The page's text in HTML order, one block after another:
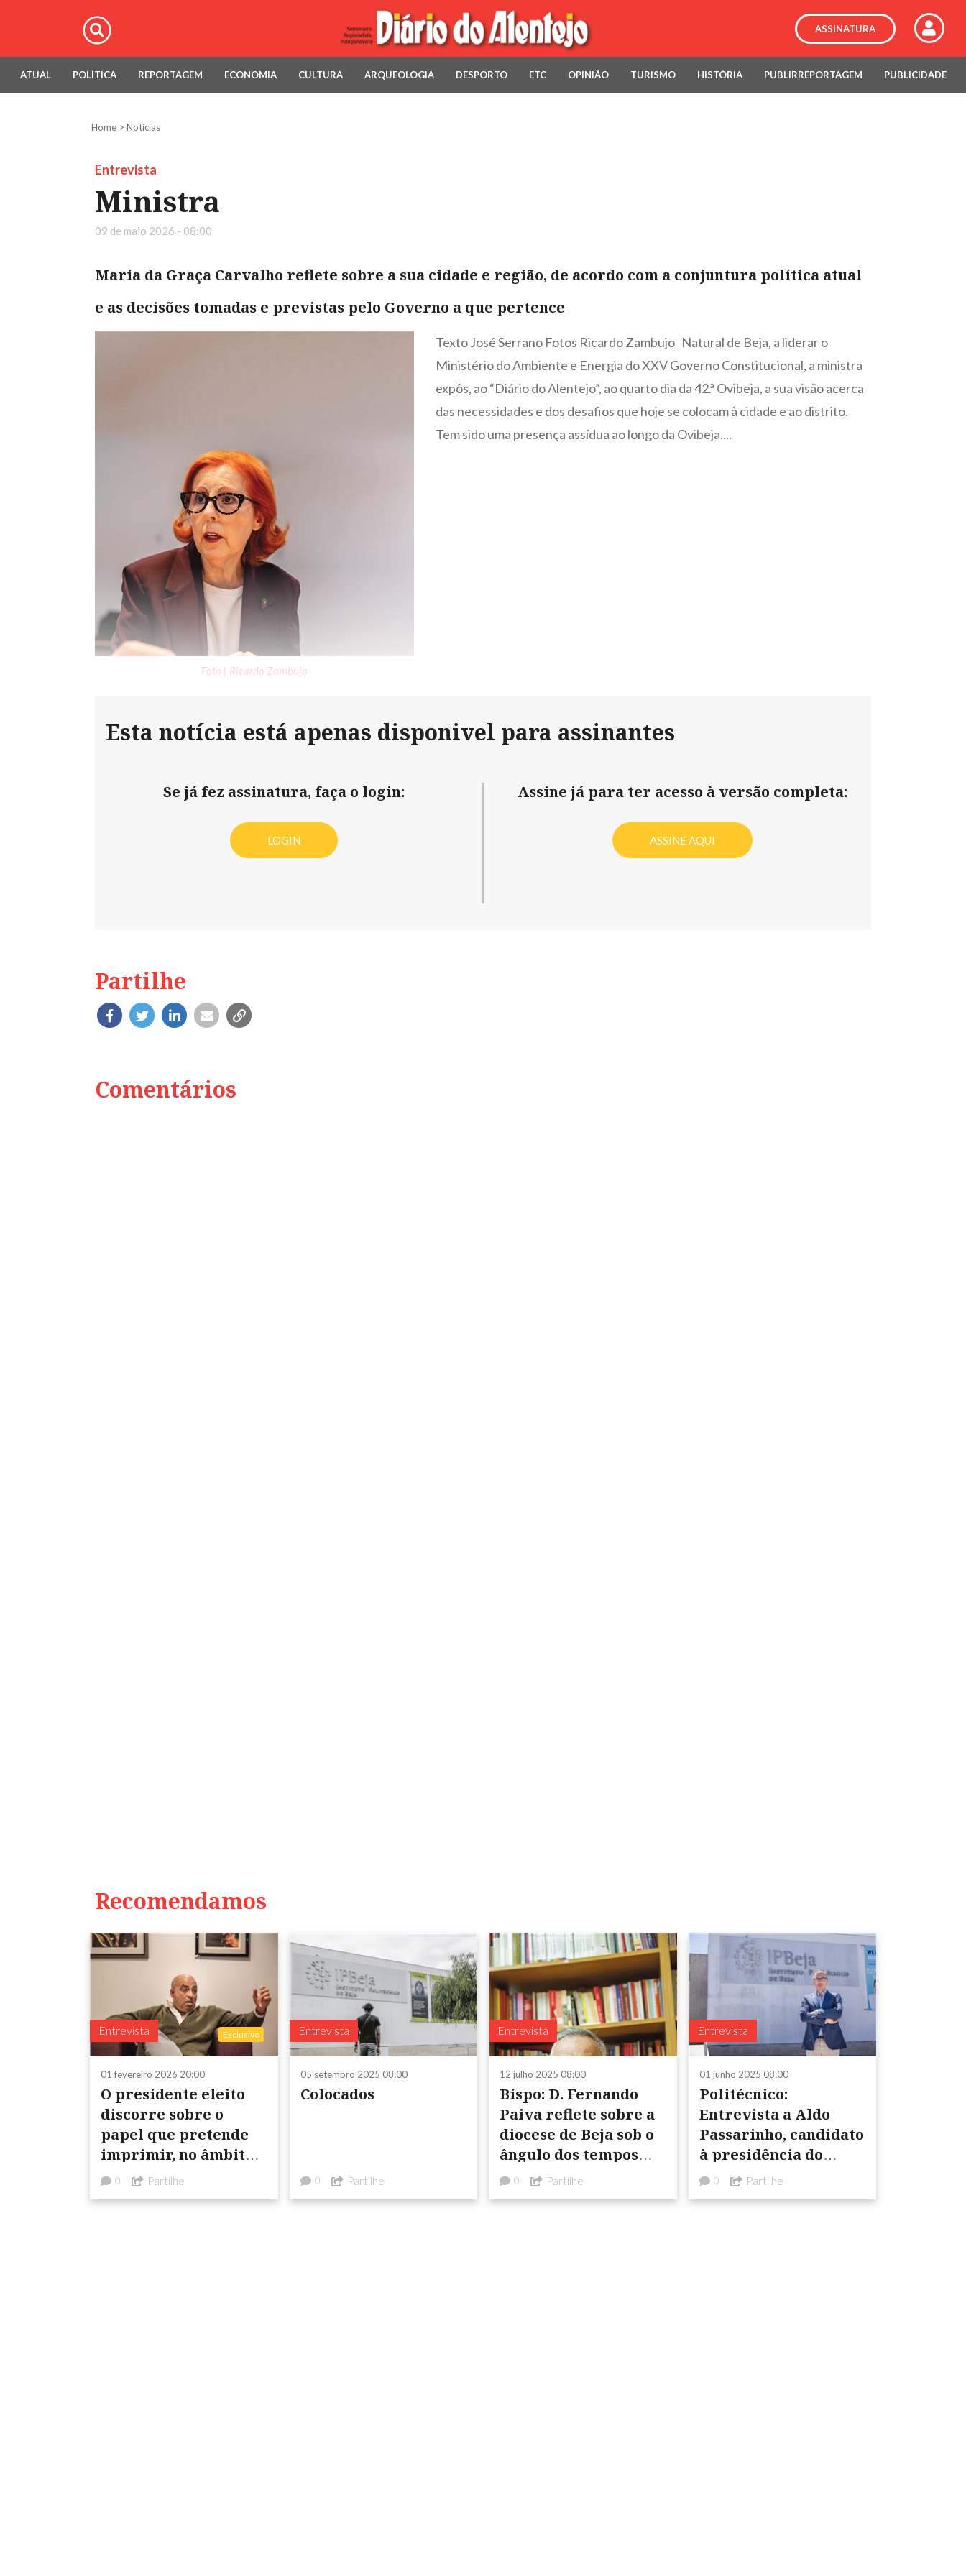
ASSINATURA
ATUAL POLÍTICA REPORTAGEM ECONOMIA CULTURA ARQUEOLOGIA DESPORTO ETC OPINIÃO TURISMO HISTÓRIA PUBLIRREPORTAGEM PUBLICIDADE
Home > Notícias
Entrevista
Ministra
09 de maio 2026 - 08:00
Maria da Graça Carvalho reflete sobre a sua cidade e região, de acordo com a conjuntura política atual
e as decisões tomadas e previstas pelo Governo a que pertence
Foto | Ricardo Zambujo
Texto José Serrano Fotos Ricardo Zambujo Natural de Beja, a liderar o
Ministério do Ambiente e Energia do XXV Governo Constitucional, a ministra
expôs, ao “Diário do Alentejo”, ao quarto dia da 42.ª Ovibeja, a sua visão acerca
das necessidades e dos desafios que hoje se colocam à cidade e ao distrito.
Tem sido uma presença assídua ao longo da Ovibeja....
Esta notícia está apenas disponivel para assinantes
Se já fez assinatura, faça o login:
LOGIN
Assine já para ter acesso à versão completa:
ASSINE AQUI
Partilhe
Comentários
Recomendamos
Entrevista Exclusivo
01 fevereiro 2026 20:00
O presidente eleito
discorre sobre o
papel que pretende
imprimir, no âmbito
do desenvolvimento
do Alentejo
0 Partilhe
Entrevista
05 setembro 2025 08:00
Colocados
0 Partilhe
Entrevista
12 julho 2025 08:00
Bispo: D. Fernando
Paiva reflete sobre a
diocese de Beja sob o
ângulo dos tempos
contemporâneos
0 Partilhe
Entrevista
01 junho 2025 08:00
Politécnico:
Entrevista a Aldo
Passarinho, candidato
à presidência do
Instituto Politécnico
de Beja
0 Partilhe